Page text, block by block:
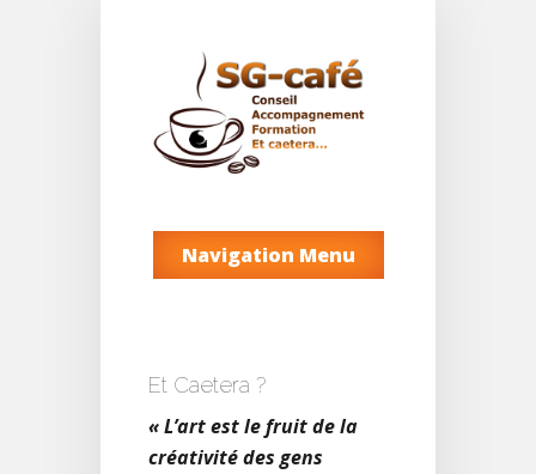
Navigation Menu
Et Caetera ?
« L’art est le fruit de la
créativité des gens